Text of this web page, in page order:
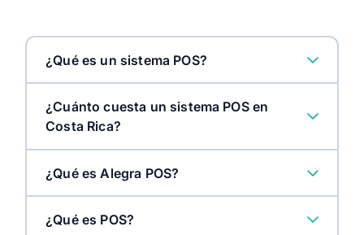
¿Qué es un sistema POS?
¿Cuánto cuesta un sistema POS en
Costa Rica?
¿Qué es Alegra POS?
¿Qué es POS?